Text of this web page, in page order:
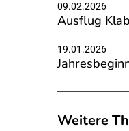
09.02.2026
Ausflug
19.01.2026
Weitere